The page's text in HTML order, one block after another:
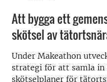
Att bygga ett
skötsel av
Under Makeathon
strategi för att samla in
skötselplaner för